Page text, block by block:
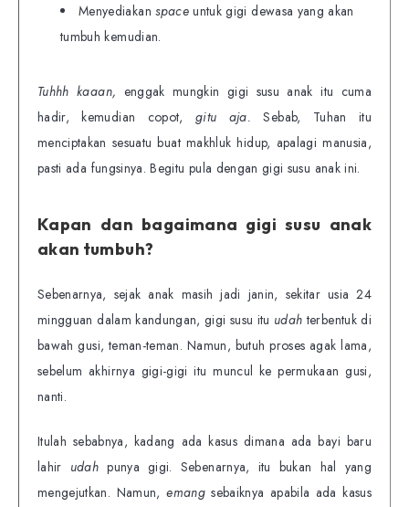
Menyediakanspaceuntuk gigi dewasa yang akan
tumbuh kemudian.
Tuhhh kaaan, enggak mungkin gigi susu anak itu cuma
hadir, kemudian copot, gitu aja. Sebab, Tuhan itu
menciptakan sesuatu buat makhluk hidup, apalagi manusia,
pasti ada fungsinya. Begitu pula dengan gigi susu anak ini.
Kapan dan bagaimana gigi susu anak
akan tumbuh?
Sebenarnya, sejak anak masih jadi janin, sekitar usia 24
mingguan dalam kandungan, gigi susu itu udahterbentuk di
bawah gusi, teman-teman. Namun, butuh proses agak lama,
sebelum akhirnya gigi-gigi itu muncul ke permukaan gusi,
nanti.
Itulah sebabnya, kadang ada kasus dimana ada bayi baru
lahir udahpunya gigi. Sebenarnya, itu bukan hal yang
mengejutkan. Namun,emangsebaiknya apabila ada kasus